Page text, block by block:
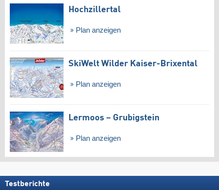
Hochzillertal
Plan anzeigen
SkiWelt Wilder Kaiser-Brixental
Plan anzeigen
Lermoos – Grubigstein
Plan anzeigen
Testberichte